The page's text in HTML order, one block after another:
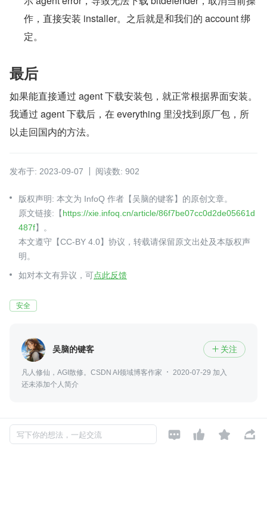
作，直接安装 installer。之后就是和我们的 account 绑
定。
最后
如果能直接通过 agent 下载安装包，就正常根据界面安装。
我通过 agent 下载后，在 everything 里没找到原厂包，所
以走回国内的方法。
发布于: 2023-09-07 阅读数: 902
版权声明: 本文为 InfoQ 作者【吴脑的键客】的原创文章。
原文链接:【https://xie.infoq.cn/article/86f7be07cc0d2de05661d
487f】。
本文遵守【CC-BY 4.0】协议，转载请保留原文出处及本版权声
明。
如对本文有异议，可点此反馈
安全
吴脑的键客  关注
凡人修仙，AGI散修。CSDN AI领域博客作家
2020-07-29 加入
还未添加个人简介
评论
写下你的想法，一起交流    